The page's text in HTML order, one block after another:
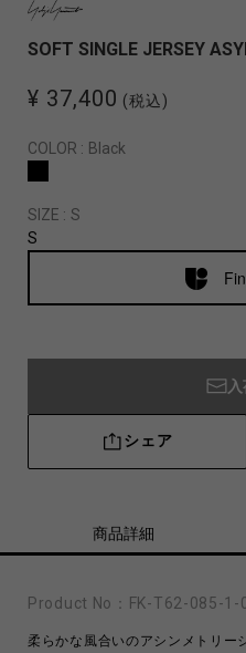
SOFT SINGLE JERSEY
¥ 37,400 (税込)
COLOR : Black
SIZE : S
S
シェア
商品詳細
Product No： FK-T62-085-1-
柔らかな風合いのアシンメトリー